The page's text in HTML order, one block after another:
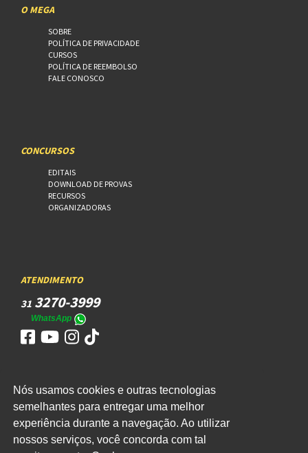
Nós usamos cookies e outras tecnologias
semelhantes para entregar uma melhor
experiência durante a navegação. Ao utilizar
nossos serviços, você concorda com tal
O MEGA
SOBRE
POLÍTICA DE PRIVACIDADE
CURSOS
POLÍTICA DE REEMBOLSO
FALE CONOSCO
CONCURSOS
EDITAIS
DOWNLOAD DE PROVAS
RECURSOS
ORGANIZADORAS
ATENDIMENTO
31 3270-3999
WhatsApp
ACESSO
WEBMAIL